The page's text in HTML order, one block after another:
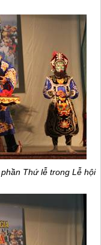
phần Thứ lễ trong Lễ hội